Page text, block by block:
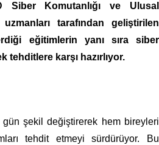
Siber Komutanlığı ve Ulusal
tarafından geliştirilen
eğitimlerin yanı sıra siber
karşı hazırlıyor.
gün şekil değiştirerek hem bireyleri
tehdit etmeyi sürdürüyor. Bu